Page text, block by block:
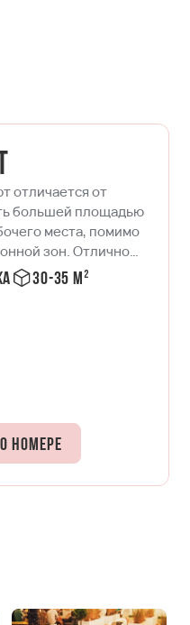
отличается от
большей площадью
места, помимо
зон. Отлично
или двух гостей,
30-35 м²
номере